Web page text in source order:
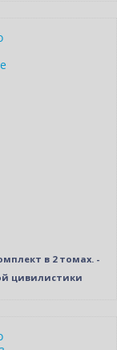
в 2 томах. -
цивилистики